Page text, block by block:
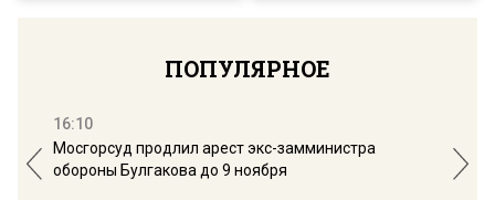
ПОПУЛЯРНОЕ
16:10
Мосгорсуд продлил арест экс-замминистра
обороны Булгакова до 9 ноября